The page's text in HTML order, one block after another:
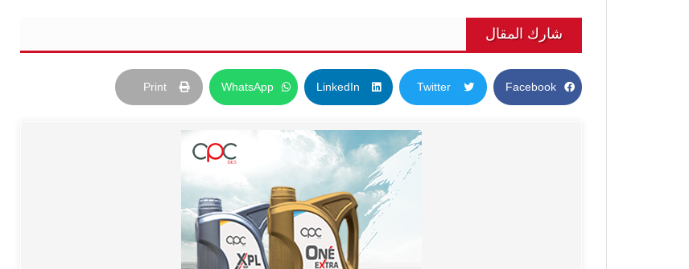
شارك المقال
Facebook
Twitter
LinkedIn
WhatsApp
Print